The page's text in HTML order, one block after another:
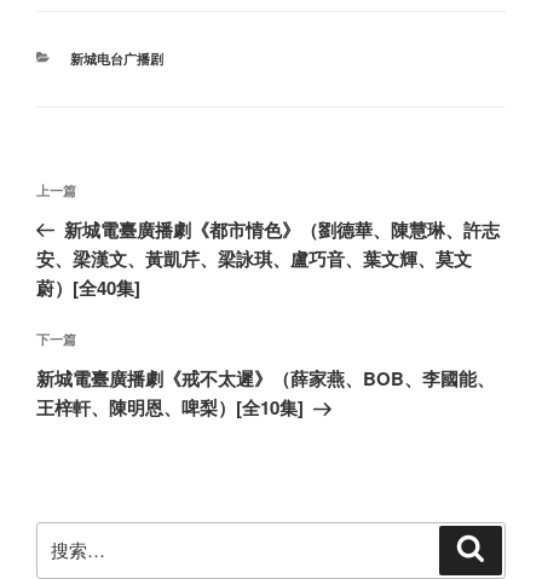
分
新城电台广播剧
文
导
航
上
一
篇
文
上一篇
新城電臺廣播劇《都市情色》（劉德華、陳慧琳、許志
安、梁漢文、黃凱芹、梁詠琪、盧巧音、葉文輝、莫文
蔚）[全40集]
下
一
篇
下一篇
新城電臺廣播劇《戒不太遲》（薛家燕、BOB、李國能、
王梓軒、陳明恩、啤梨）[全10集]
索：